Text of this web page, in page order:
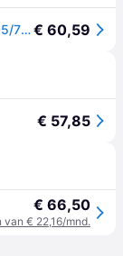
Vierseizoenenbanden FULDA Multicontrol 165/70R14 81T€ 60,59
€ 57,85
€ 66,50
€ 22,16/mnd.